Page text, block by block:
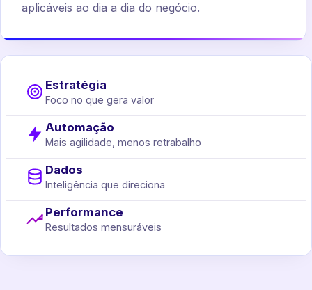
aplicáveis ao dia a dia do negócio.
Estratégia
Foco no que gera valor
Automação
Mais agilidade, menos retrabalho
Dados
Inteligência que direciona
Performance
Resultados mensuráveis